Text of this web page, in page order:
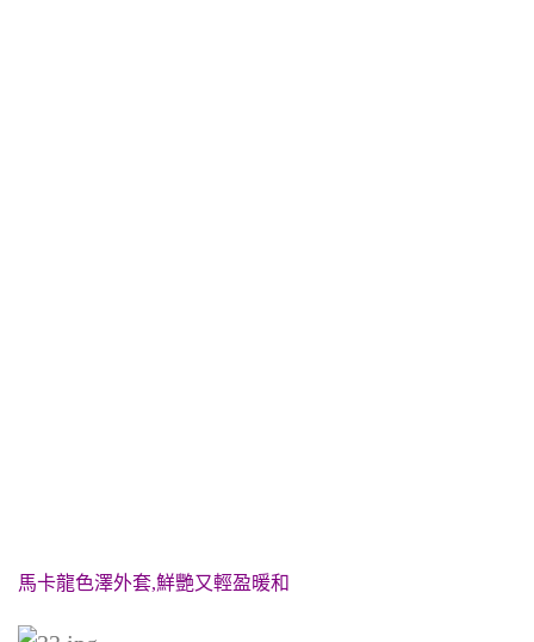
馬卡龍色澤外套,鮮艷又輕盈暖和